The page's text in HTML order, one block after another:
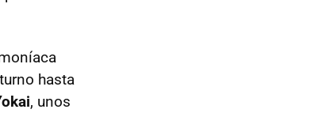
hasta
, unos